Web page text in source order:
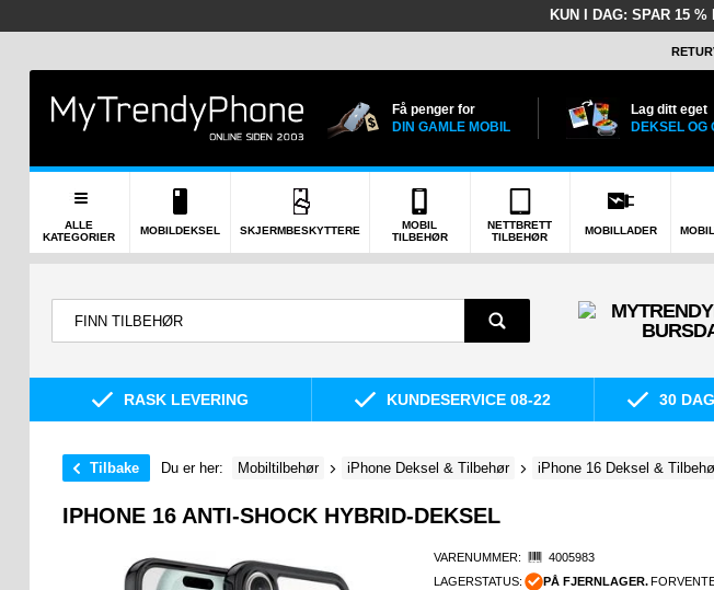
KUN I DAG: SPAR 15 %
Få penger for
DIN GAMLE MOBIL
Lag ditt eget
DEKSEL OG
ALLE
KATEGORIER
MOBILDEKSEL SKJERMBESKYTTERE
MOBIL
TILBEHØR
NETTBRETT
TILBEHØR
MOBILLADER
RASK LEVERING KUNDESERVICE 08-22 30
Tilbake Du er her: Mobiltilbehør iPhone Deksel & Tilbehør iPhone 16 Deksel &
IPHONE 16 ANTI-SHOCK HYBRID-DEKSEL
VARENUMMER:
4005983
LAGERSTATUS:
PÅ FJERNLAGER.